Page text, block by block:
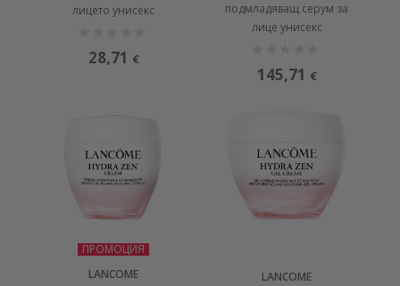
лицето унисекс
28,71 €
подмладяващ серум за
лице унисекс
145,71 €
ПРОМОЦИЯ
LANCOME
LANCOME